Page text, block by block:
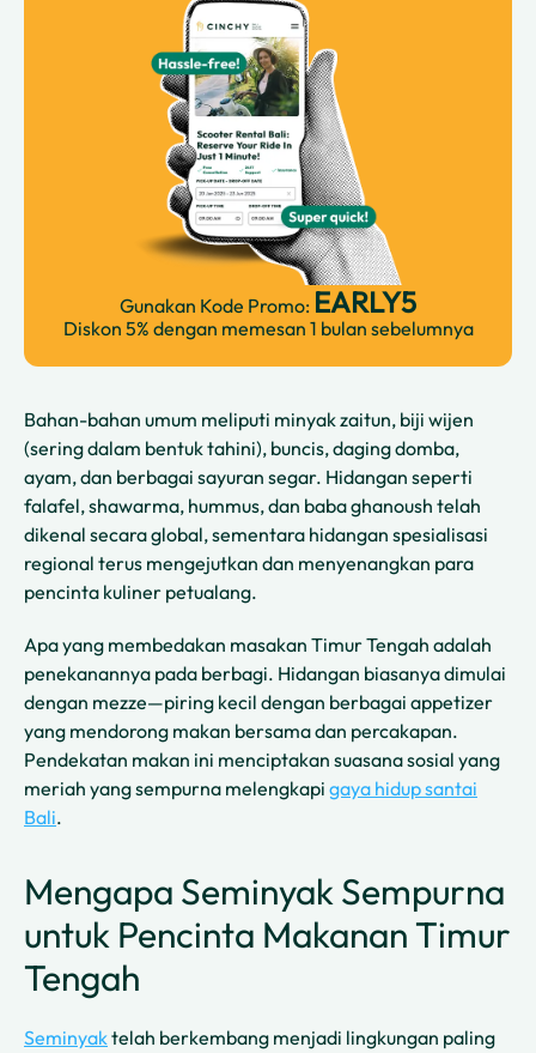
Gunakan Kode Promo: EARLY5
Diskon 5% dengan memesan 1 bulan sebelumnya
Bahan-bahan umum meliputi minyak zaitun, biji wijen
(sering dalam bentuk tahini), buncis, daging domba,
ayam, dan berbagai sayuran segar. Hidangan seperti
falafel, shawarma, hummus, dan baba ghanoush telah
dikenal secara global, sementara hidangan spesialisasi
regional terus mengejutkan dan menyenangkan para
pencinta kuliner petualang.
Apa yang membedakan masakan Timur Tengah adalah
penekanannya pada berbagi. Hidangan biasanya dimulai
dengan mezze—piring kecil dengan berbagai appetizer
yang mendorong makan bersama dan percakapan.
Pendekatan makan ini menciptakan suasana sosial yang
meriah yang sempurna melengkapi gaya hidup santai
Bali.
Mengapa Seminyak Sempurna
untuk Pencinta Makanan Timur
Tengah
Seminyaktelah berkembang menjadi lingkungan paling